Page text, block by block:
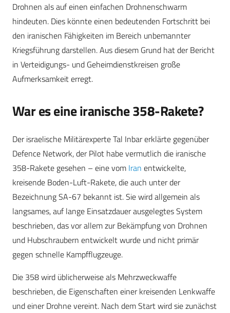
Drohnen als auf einen einfachen Drohnenschwarm
hindeuten. Dies könnte einen bedeutenden Fortschritt bei
den iranischen Fähigkeiten im Bereich unbemannter
Kriegsführung darstellen. Aus diesem Grund hat der Bericht
in Verteidigungs- und Geheimdienstkreisen große
Aufmerksamkeit erregt.
War es eine iranische 358-Rakete?
Der israelische Militärexperte Tal Inbar erklärte gegenüber
Defence Network, der Pilot habe vermutlich die iranische
358-Rakete gesehen – eine vom Iran entwickelte,
kreisende Boden-Luft-Rakete, die auch unter der
Bezeichnung SA-67 bekannt ist. Sie wird allgemein als
langsames, auf lange Einsatzdauer ausgelegtes System
beschrieben, das vor allem zur Bekämpfung von Drohnen
und Hubschraubern entwickelt wurde und nicht primär
gegen schnelle Kampfflugzeuge.
Die 358 wird üblicherweise als Mehrzweckwaffe
beschrieben, die Eigenschaften einer kreisenden Lenkwaffe
und einer Drohne vereint. Nach dem Start wird sie zunächst